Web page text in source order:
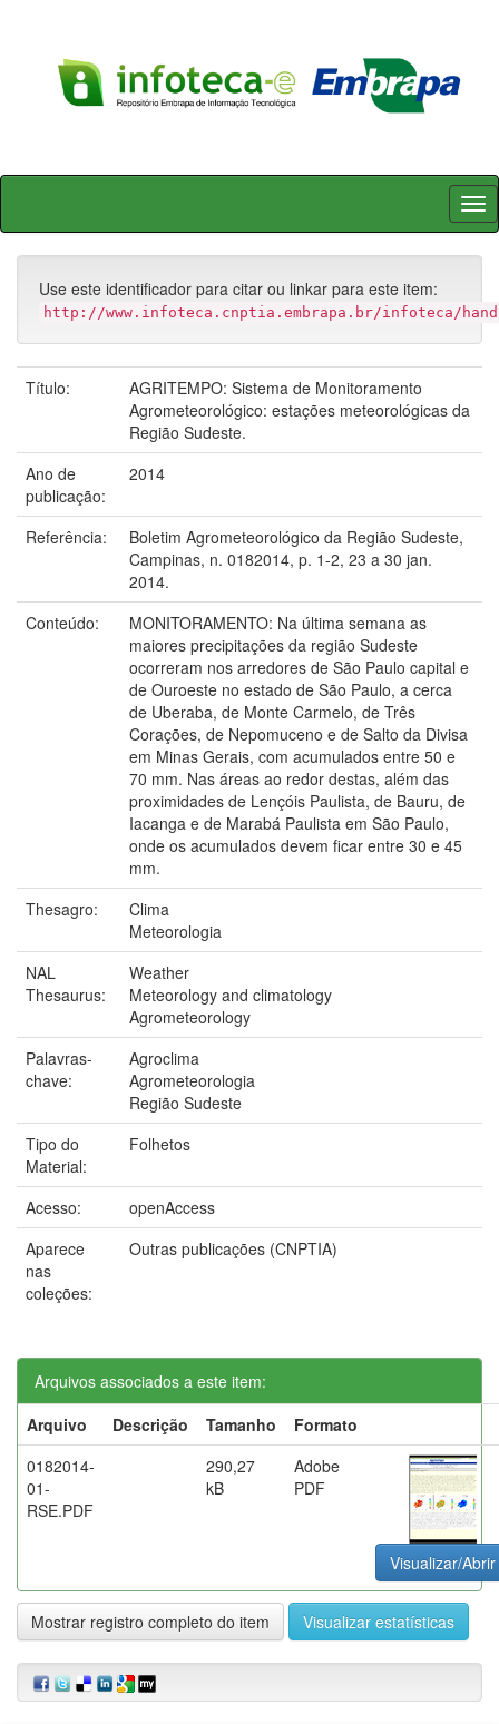
Skip
Use este identificador para citar ou linkar para este item:
http://www.infoteca.cnptia.embrapa.br/infoteca/
Título:
AGRITEMPO: Sistema de Monitoramento
Agrometeorológico: estações meteorológicas da
Região Sudeste.
Ano de
publicação:
2014
Referência:
Boletim Agrometeorológico da Região Sudeste,
Campinas, n. 0182014, p. 1-2, 23 a 30 jan.
2014.
Conteúdo:
MONITORAMENTO: Na última semana as
maiores precipitações da região Sudeste
ocorreram nos arredores de São Paulo capital e
de Ouroeste no estado de São Paulo, a cerca
de Uberaba, de Monte Carmelo, de Três
Corações, de Nepomuceno e de Salto da Divisa
em Minas Gerais, com acumulados entre 50 e
70 mm. Nas áreas ao redor destas, além das
proximidades de Lençóis Paulista, de Bauru, de
Iacanga e de Marabá Paulista em São Paulo,
onde os acumulados devem ficar entre 30 e 45
mm.
Thesagro:
Clima
Meteorologia
NAL
Thesaurus:
Weather
Meteorology and climatology
Agrometeorology
Palavras-
chave:
Agroclima
Agrometeorologia
Região Sudeste
Tipo do
Material:
Folhetos
Acesso:
openAccess
Aparece
nas
coleções:
Outras publicações (CNPTIA)
Arquivos associados a este item:
Arquivo
Descrição Tamanho
Formato
0182014-
01-
RSE.PDF
290,27
kB
Adobe
PDF
Visualizar/Abrir
Mostrar registro completo do item Visualizar estatísticas